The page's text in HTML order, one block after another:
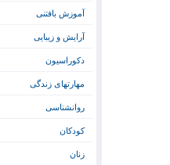
آموزش بافتنی
آرایش و زیبایی
دکوراسیون
مهارتهای زندگی
روانشناسی
کودکان
زنان